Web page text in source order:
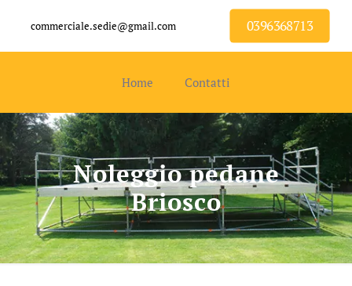
commerciale.sedie@gmail.com 0396368713
Home Contatti
Noleggio pedane
Briosco